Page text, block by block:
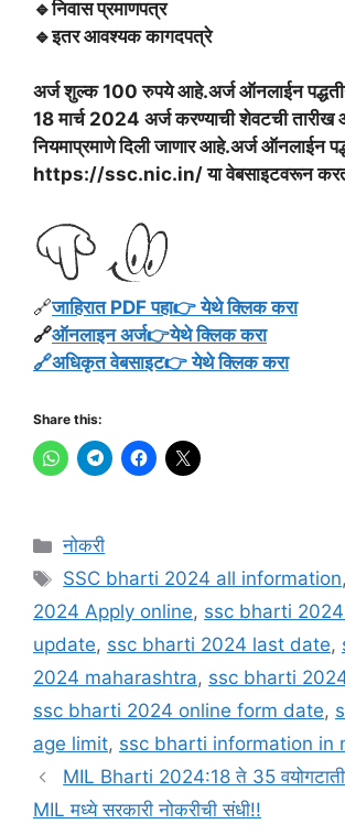
🔹निवास प्रमाणपत्र
🔹इतर आवश्यक कागदपत्रे
अर्ज शुल्क 100 रुपये आहे.अर्ज ऑनलाईन
18 मार्च 2024 अर्ज करण्याची शेवटची
नियमाप्रमाणे दिली जाणार आहे.अर्ज ऑनलाईन
https://ssc.nic.in/ या वेबसाइटवरून
🔗जाहिरात PDF पहा👉 येथे क्लिक करा
🔗ऑनलाइन अर्ज👉येथे क्लिक करा
🔗अधिकृत वेबसाइट👉 येथे क्लिक करा
Share this:
Categories
नोकरी
Tags
SSC bharti 2024 all information,
2024 Apply online, ssc bharti
update, ssc bharti 2024 last date,
2024 maharashtra, ssc bharti
ssc bharti 2024 online form date,
age limit, ssc bharti information in
MIL Bharti 2024:18 ते 35
MIL मध्ये सरकारी नोकरीची संधी!!